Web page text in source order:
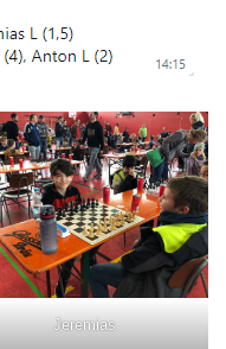
Jeremias